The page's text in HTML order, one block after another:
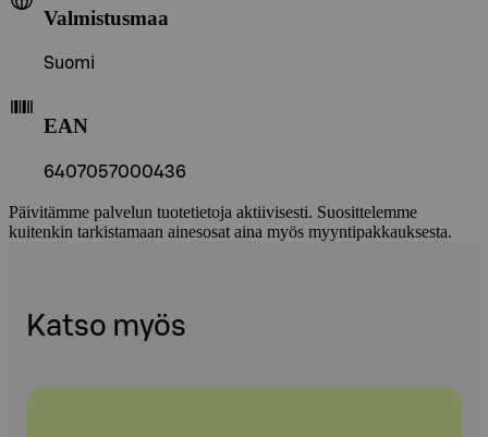
Valmistusmaa
Suomi
EAN
6407057000436
Päivitämme palvelun tuotetietoja aktiivisesti. Suosittelemme
kuitenkin tarkistamaan ainesosat aina myös myyntipakkauksesta.
Katso myös